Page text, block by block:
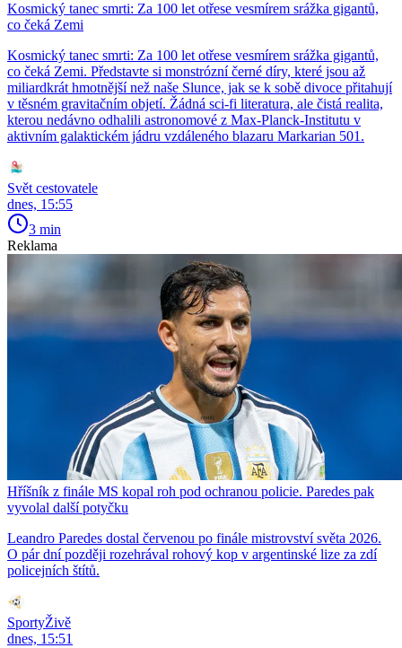
Kosmický tanec smrti: Za 100 let otřese vesmírem srážka gigantů,
co čeká Zemi
Kosmický tanec smrti: Za 100 let otřese vesmírem srážka gigantů,
co čeká Zemi. Představte si monstrózní černé díry, které jsou až
miliardkrát hmotnější než naše Slunce, jak se k sobě divoce přitahují
v těsném gravitačním objetí. Žádná sci-fi literatura, ale čistá realita,
kterou nedávno odhalili astronomové z Max-Planck-Institutu v
aktivním galaktickém jádru vzdáleného blazaru Markarian 501.
Svět cestovatele
dnes, 15:55
3 min
Reklama
Hříšník z finále MS kopal roh pod ochranou policie. Paredes pak
vyvolal další potyčku
Leandro Paredes dostal červenou po finále mistrovství světa 2026.
O pár dní později rozehrával rohový kop v argentinské lize za zdí
policejních štítů.
SportyŽivě
dnes, 15:51